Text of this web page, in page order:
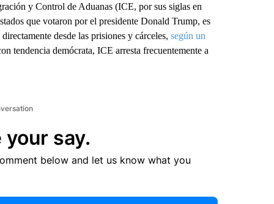
y Control de Aduanas (ICE, por sus siglas en
que votaron por el presidente Donald Trump, es
desde las prisiones y cárceles, según un
tendencia demócrata, ICE arresta frecuentemente a
your say.
below and let us know what you